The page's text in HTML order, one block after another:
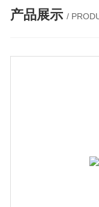
产品展示 /